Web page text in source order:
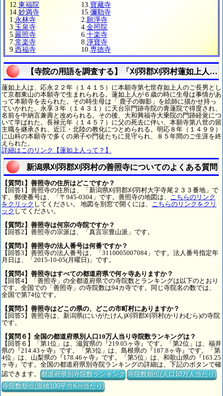
12. 東福院 13. 寶藏寺
14. 妙満寺 15. 彌勒寺
1. 永林寺 2. 願淨寺
3. 玉泉寺 4. 金照院
5. 嚴照寺 6. 十楽寺
7. 常楽寺 8. 淨寶寺
9. 西福寺 10. 専徳寺
【寺院の用語を調査する】「刈羽郡刈羽村蓮如上人っ
蓮如上人は、応永２２年（１４１５）に本願寺第七世存如上人のご長男とし
て京都東山の本願寺で生まれられる。蓮如上人が６歳の時に生母は事情があ
って本願寺を去られた。その時生母は「 鹿子の御影」を絵師に描かせ持っ
ていかれた。永享３年（１４３１）に天台宗門跡寺院の青蓮院で得度され、
名前を中納言兼壽と改められる。その後、大和興福寺大乗院の門跡経覚につ
いて学ばれた。長禄元年（１４５７）に父の死去に伴い、本願寺第八世の留
主職を継承され、近江・北陸の教化につとめられる。明応８年（１４９９）
に山科の本願寺で多くの弟子や門徒たちに見守られ、８５年間のご生涯を終
えられた。
詳細はこのリンク【蓮如上人って？】
新潟県刈羽郡刈羽村の善照寺についてのよくある質問
【質問1】善照寺の住所はどこですか？
【回答1】善照寺の住所は、「新潟県刈羽郡刈羽村大字寺尾２３３番地」で
す。郵便番号は、「〒945-0304」です。善照寺の地図は、 こちらのリンク
をクリック してください。 地図を別窓で開くには、 こちらのリンクをクリ
ック してください。
【質問2】善照寺は何宗の寺院ですか？
【回答2】善照寺の宗派は、「真言宗豊山派」です。
【質問3】善照寺の法人番号は何番ですか？
【回答3】善照寺の法人番号は、「3110005007084」です。法人番号指定年
月日は、「2015-10-05(月曜日)」です。
【質問4】善照寺はすべての都道府県で何ヶ寺ありますか？
【回答4】「善照寺」の全都道府県での寺院数とランキングは以下のとおり
です。全国での「善照寺」の寺院数は94カ寺です。同じ寺院名の数では、
全国で第74位です。
【質問5】善照寺はどこの県の、どこの市町村にありますか？
【回答5】善照寺は、新潟県(にいがたけん)刈羽郡刈羽村(かりわむら)の寺院
です。
【質問６】全国の都道府県別人口10万人当り寺院数ランキングは？
【回答６】「第1位」は、滋賀県の『219.05ヶ寺』です。「第2位」は、福井
県の『214.43ヶ寺』です。「第3位」は、島根県の『187.8ヶ寺』です。「第
4位」は、山梨県の『178.46ヶ寺』です。「第5位」は、和歌山県の『163.25
ヶ寺』です。全国の都道府県別寺院ランキングの詳細は、下記のボタンで確
認できます。都道府県別寺院数ランキング 寺院数順位(人口10万人当たり)
寺院数順位(面積100平方Km当たり)